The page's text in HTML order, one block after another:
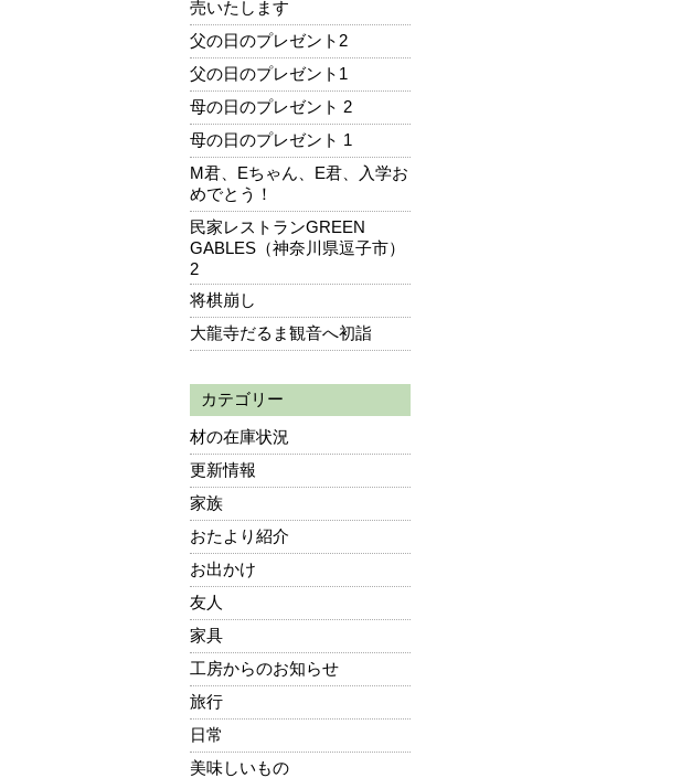
売いたします
父の日のプレゼント2
父の日のプレゼント1
母の日のプレゼント 2
母の日のプレゼント 1
M君、Eちゃん、E君、入学お
めでとう！
民家レストランGREEN
GABLES（神奈川県逗子市）
2
将棋崩し
大龍寺だるま観音へ初詣
カテゴリー
材の在庫状況
更新情報
家族
おたより紹介
お出かけ
友人
家具
工房からのお知らせ
旅行
日常
美味しいもの